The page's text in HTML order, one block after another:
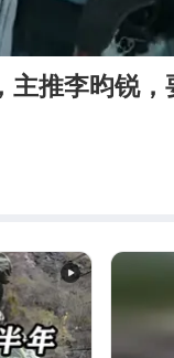
主推李昀锐